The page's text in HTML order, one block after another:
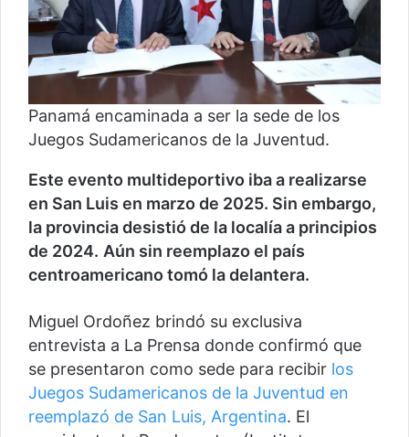
Panamá encaminada a ser la sede de los
Juegos Sudamericanos de la Juventud.
Este evento multideportivo iba a realizarse
en San Luis en marzo de 2025. Sin embargo,
la provincia desistió de la localía a principios
de 2024. Aún sin reemplazo el país
centroamericano tomó la delantera.
Miguel Ordoñez brindó su exclusiva
entrevista a La Prensa donde confirmó que
se presentaron como sede para recibir los
Juegos Sudamericanos de la Juventud en
reemplazó de San Luis, Argentina. El